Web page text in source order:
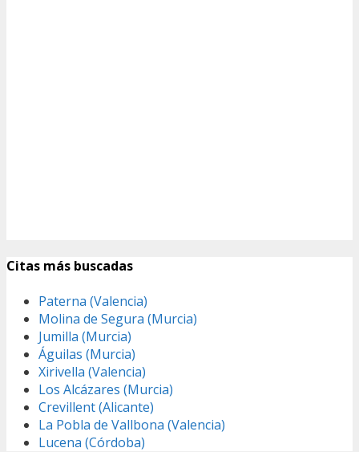
Citas más buscadas
Paterna (Valencia)
Molina de Segura (Murcia)
Jumilla (Murcia)
Águilas (Murcia)
Xirivella (Valencia)
Los Alcázares (Murcia)
Crevillent (Alicante)
La Pobla de Vallbona (Valencia)
Lucena (Córdoba)